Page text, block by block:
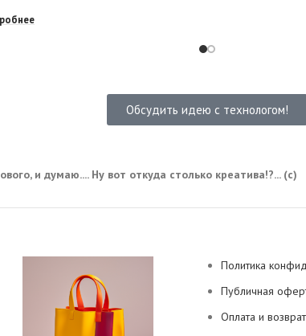
Обсудить идею с технологом!
и думаю.... Ну вот откуда столько креатива!?... (с)
Политика
Публичная
Оплата и возврат